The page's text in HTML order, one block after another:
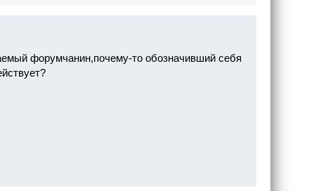
форумчанин,почему-то обозначивший себя